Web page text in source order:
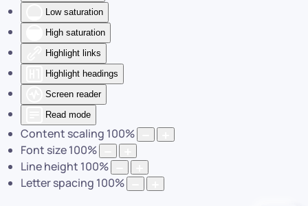
Low saturation
High saturation
Highlight links
Highlight headings
Screen reader
Read mode
Content scaling 100%
Font size100%
Line height 100%
Letter spacing 100%